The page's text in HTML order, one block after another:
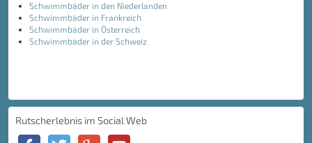
Schwimmbäder in den Niederlanden
Schwimmbäder in Frankreich
Schwimmbäder in Österreich
Schwimmbäder in der Schweiz
Rutscherlebnis im Social Web